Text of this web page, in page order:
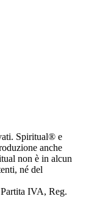
Spiritual® e
anche
non è in alcun
né del
IVA, Reg.